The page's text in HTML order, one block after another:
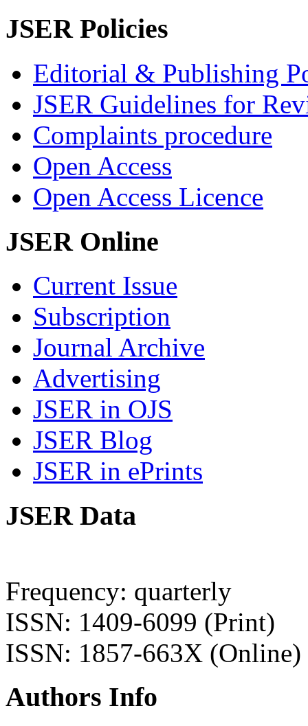
JSER Policies
Editorial & Publishing
JSER Guidelines for
Complaints procedure
Open Access
Open Access Licence
JSER Online
Current Issue
Subscription
Journal Archive
Advertising
JSER in OJS
JSER Blog
JSER in ePrints
JSER Data
Frequency: quarterly
ISSN: 1409-6099 (Print)
ISSN: 1857-663X (Online)
Authors Info